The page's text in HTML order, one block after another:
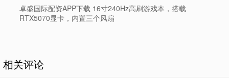
卓盛国际配资APP下载 16寸240Hz高刷游戏本，搭载
RTX5070显卡，内置三个风扇
相关评论